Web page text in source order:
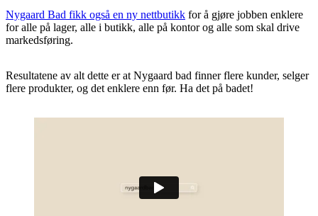
Nygaard Bad fikk også en ny nettbutikk for å gjøre jobben enklere
for alle på lager, alle i butikk, alle på kontor og alle som skal drive
markedsføring.
Resultatene av alt dette er at Nygaard bad finner flere kunder, selger
flere produkter, og det enklere enn før. Ha det på badet!